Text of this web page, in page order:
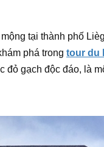
tại thành phố
phá trong tour du
đỏ gạch độc đáo, là